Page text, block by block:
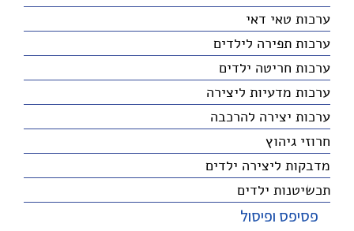
ערכות טאי דאי
ערכות תפירה לילדים
ערכות חריטה ילדים
ערכות מדעיות ליצירה
ערכות יצירה להרכבה
חרוזי גיהוץ
מדבקות ליצירה ילדים
תכשיטנות ילדים
פסיפס ופיסול